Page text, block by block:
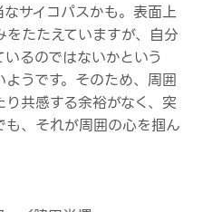
サイコパスかも。表面上
たたえていますが、自分
るのではないかという
ようです。そのため、周囲
共感する余裕がなく、突
、それが周囲の心を掴ん